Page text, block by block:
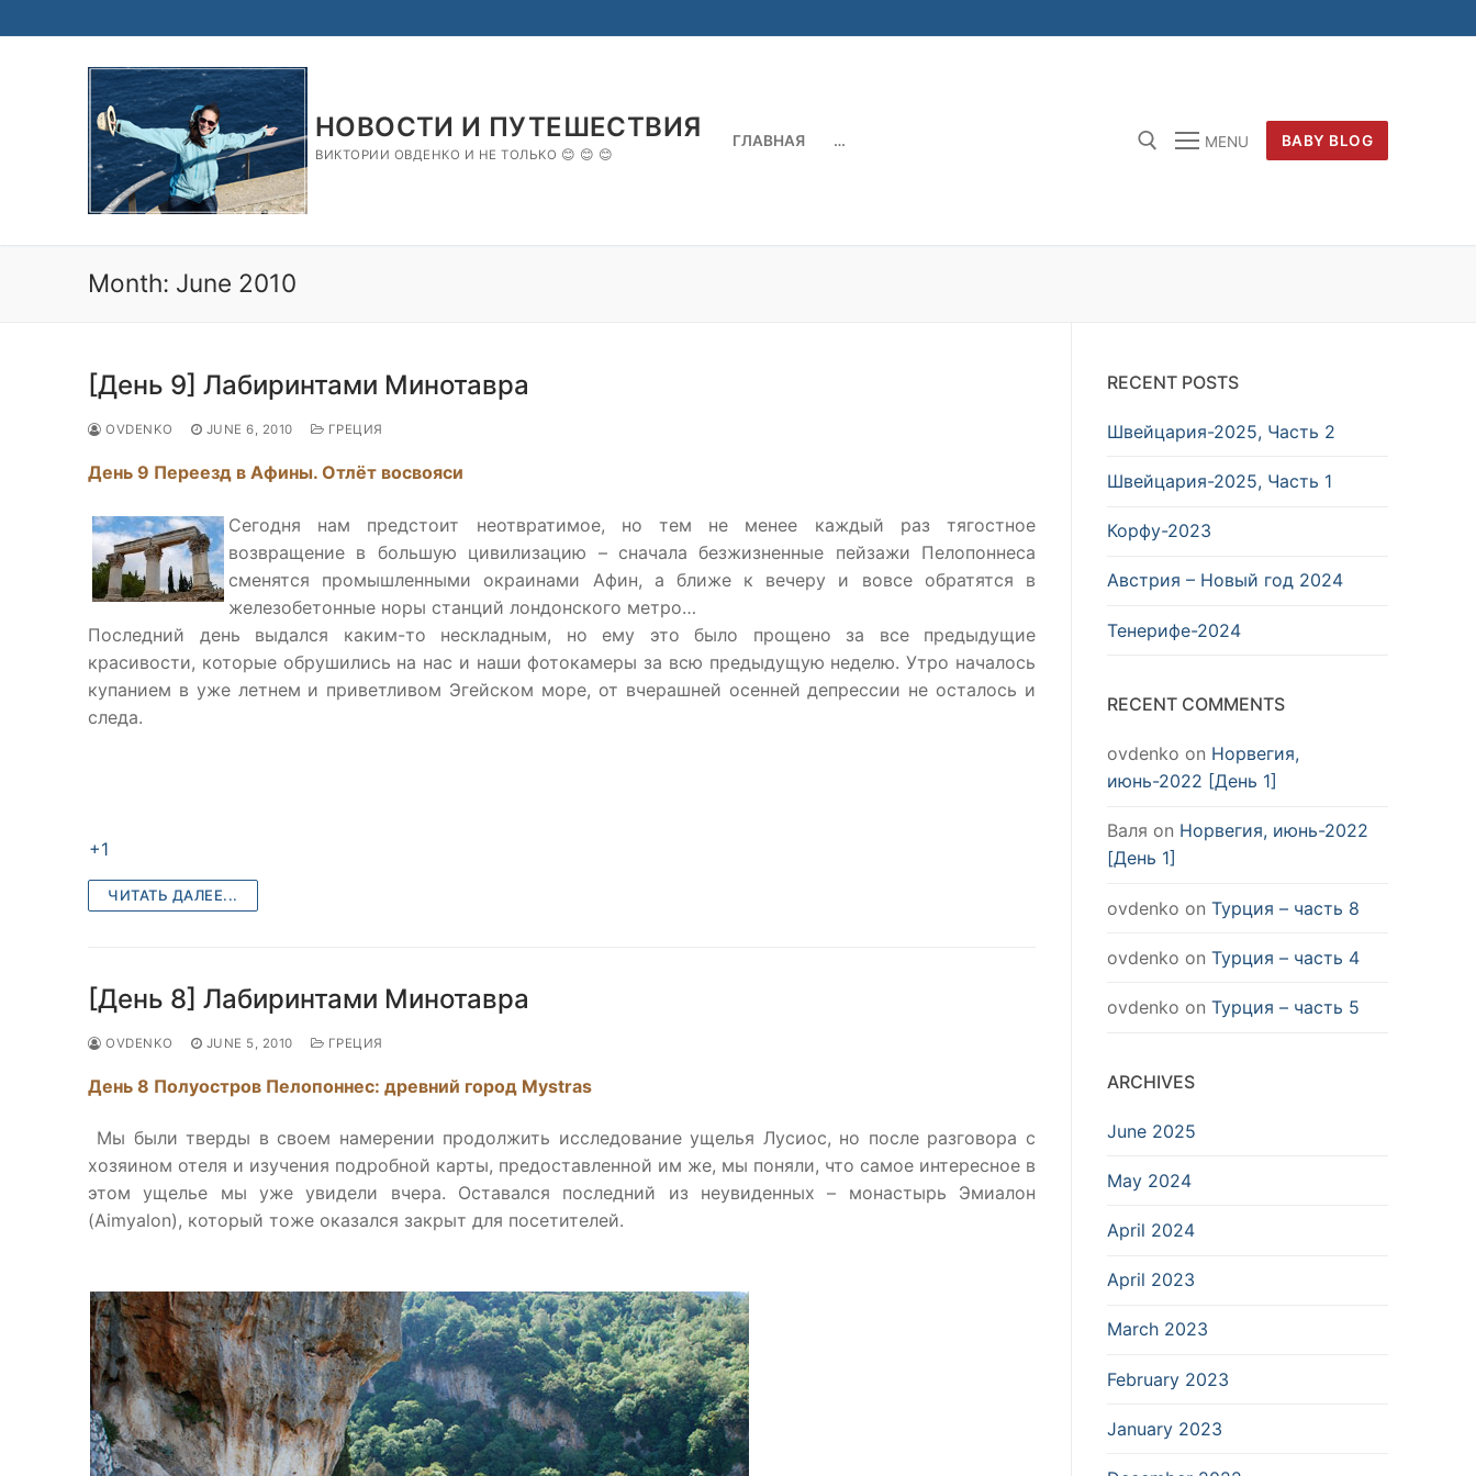
to
НОВОСТИ И ПУТЕШЕСТВИЯ
ВИКТОРИИ ОВДЕНКО И НЕ ТОЛЬКО 😊 😊 😊
ГЛАВНАЯ … MENU BABY BLOG
Month: June 2010
[День 9] Лабиринтами Минотавра
OVDENKO JUNE 6, 2010 ГРЕЦИЯ
День 9 Переезд в Афины. Отлёт восвояси
Сегодня нам предстоит неотвратимое, но тем не менее каждый раз тягостное
возвращение в большую цивилизацию – сначала безжизненные пейзажи Пелопоннеса
сменятся промышленными окраинами Афин, а ближе к вечеру и вовсе обратятся в
железобетонные норы станций лондонского метро…
Последний день выдался каким-то нескладным, но ему это было прощено за все предыдущие
красивости, которые обрушились на нас и наши фотокамеры за всю предыдущую неделю. Утро началось
купанием в уже летнем и приветливом Эгейском море, от вчерашней осенней депрессии не осталось и
следа.
+1
ЧИТАТЬ ДАЛЕЕ...
[День 8] Лабиринтами Минотавра
OVDENKO JUNE 5, 2010 ГРЕЦИЯ
День 8 Полуостров Пелопоннес: древний город Mystras
Мы были тверды в своем намерении продолжить исследование ущелья Лусиос, но после разговора с
хозяином отеля и изучения подробной карты, предоставленной им же, мы поняли, что самое интересное в
этом ущелье мы уже увидели вчера. Оставался последний из неувиденных – монастырь Эмиалoн
(Aimyalon), который тоже оказался закрыт для посетителей.
RECENT POSTS
Швейцария-2025, Часть 2
Швейцария-2025, Часть 1
Корфу-2023
Австрия – Новый год 2024
Тенерифе-2024
RECENT COMMENTS
ovdenko on Норвегия,
июнь-2022 [День 1]
Валя on Норвегия, июнь-2022
[День 1]
ovdenko on Турция – часть 8
ovdenko on Турция – часть 4
ovdenko on Турция – часть 5
ARCHIVES
June 2025
May 2024
April 2024
April 2023
March 2023
February 2023
January 2023